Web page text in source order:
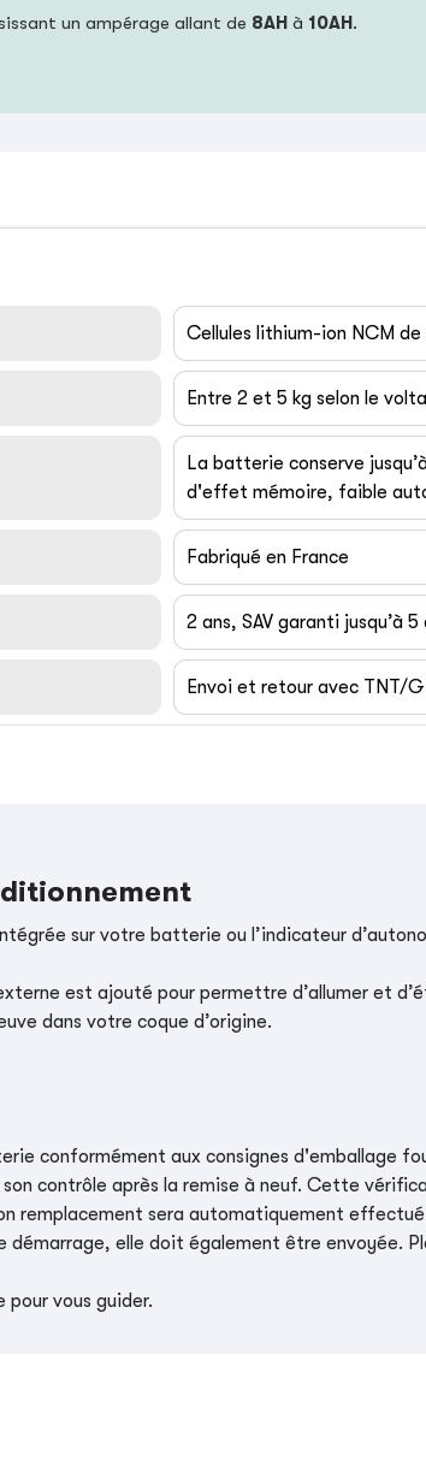
un ampérage allant de 8AH à 10AH.
Cellules lithium-ion NCM de
Entre 2 et 5 kg selon le
La batterie conserve
d'effet mémoire, faible
Fabriqué en France
2 ans, SAV garanti jusqu’à
Envoi et retour avec TNT/
sur votre batterie ou l’indicateur
est ajouté pour permettre d’allumer et
dans votre coque d’origine.
conformément aux consignes d'emballage
contrôle après la remise à neuf. Cette
remplacement sera automatiquement
elle doit également être envoyée.
vous guider.